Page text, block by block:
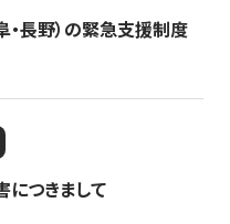
長野）の緊急支援制度
つきまして